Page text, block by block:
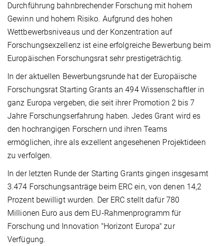
Durchführung bahnbrechender Forschung mit hohem
Gewinn und hohem Risiko. Aufgrund des hohen
Wettbewerbsniveaus und der Konzentration auf
Forschungsexzellenz ist eine erfolgreiche Bewerbung beim
Europäischen Forschungsrat sehr prestigeträchtig.
In der aktuellen Bewerbungsrunde hat der Europäische
Forschungsrat Starting Grants an 494 Wissenschaftler in
ganz Europa vergeben, die seit ihrer Promotion 2 bis 7
Jahre Forschungserfahrung haben. Jedes Grant wird es
den hochrangigen Forschern und ihren Teams
ermöglichen, ihre als exzellent angesehenen Projektideen
zu verfolgen.
In der letzten Runde der Starting Grants gingen insgesamt
3.474 Forschungsanträge beim ERC ein, von denen 14,2
Prozent bewilligt wurden. Der ERC stellt dafür 780
Millionen Euro aus dem EU-Rahmenprogramm für
Forschung und Innovation "Horizont Europa" zur
Verfügung.